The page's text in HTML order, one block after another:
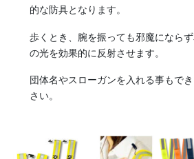
的な防具となります。
歩くとき、腕を振っても邪魔になら
の光を効果的に反射させます。
団体名やスローガンを入れる事もで
さい。
勇壮な火祭りのほか、春に七尾では20トン